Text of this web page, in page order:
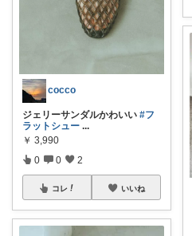
cocco
ジェリーサンダルかわいい #フ
ラットシュー ...
￥ 3,990
0 0 2
コレ いいね